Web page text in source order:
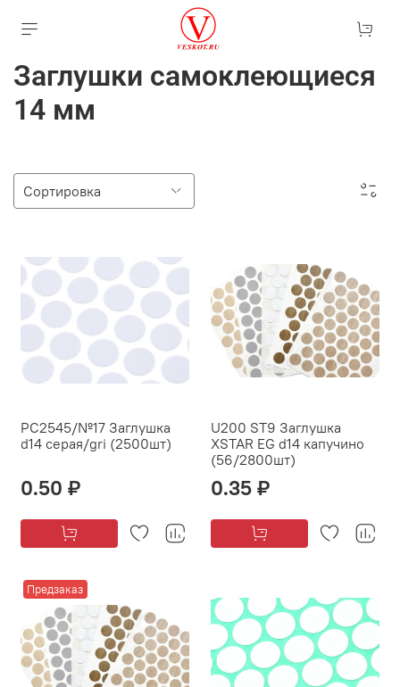
Заглушки самоклеющиеся
14 мм
PC2545/№17 Заглушка
d14 серая/gri (2500шт)
0.50 ₽
U200 ST9 Заглушка
XSTAR EG d14 капучино
(56/2800шт)
0.35 ₽
Предзаказ